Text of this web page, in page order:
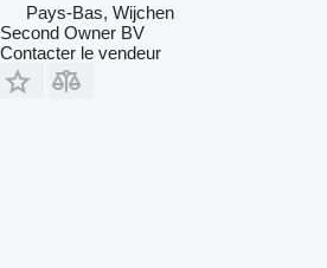
Pays-Bas, Wijchen
Second Owner BV
Contacter le vendeur